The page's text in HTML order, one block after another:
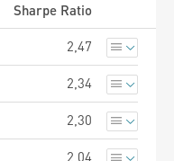
Sharpe Ratio
2,47
2,34
2,30
2,04